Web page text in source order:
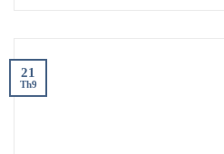
21
Th9